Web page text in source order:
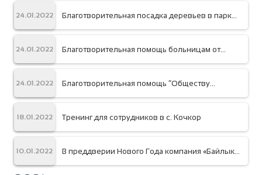
24.01.2022
Благотворительная посадка деревьев в парке
24.01.2022
Благотворительная помощь больницам от
24.01.2022
Благотворительная помощь “Обществу
Бишкек”
18.01.2022 Тренинг для сотрудников в с. Кочкор
10.01.2022
В преддверии Нового Года компания «Байлык